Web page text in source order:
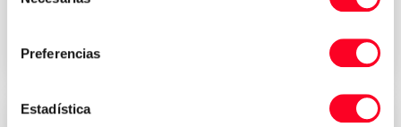
Preferencias
Estadística
2007 Germany